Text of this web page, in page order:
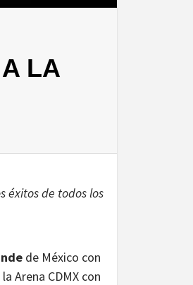
LA
éxitos de todos los
de México con
Arena CDMX con